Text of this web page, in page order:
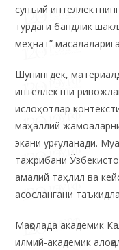
сунъий
турдаги бандлик
меҳнат”
Шунингдек,
интеллектни
ислоҳотлар
маҳаллий
экани урғуланади.
тажрибани
амалий таҳлил ва
асослангани
Мақолада академик
илмий-академик